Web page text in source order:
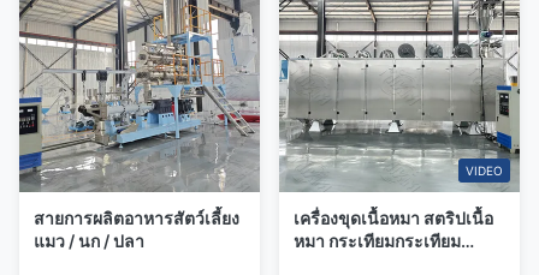
สายการผลิตอาหารสัตว์เลี้ยง
แมว / นก / ปลา
VIDEO
เครื่องขุดเนื้อหมา สตริปเนื้อ
หมา กระเทียมกระเทียม